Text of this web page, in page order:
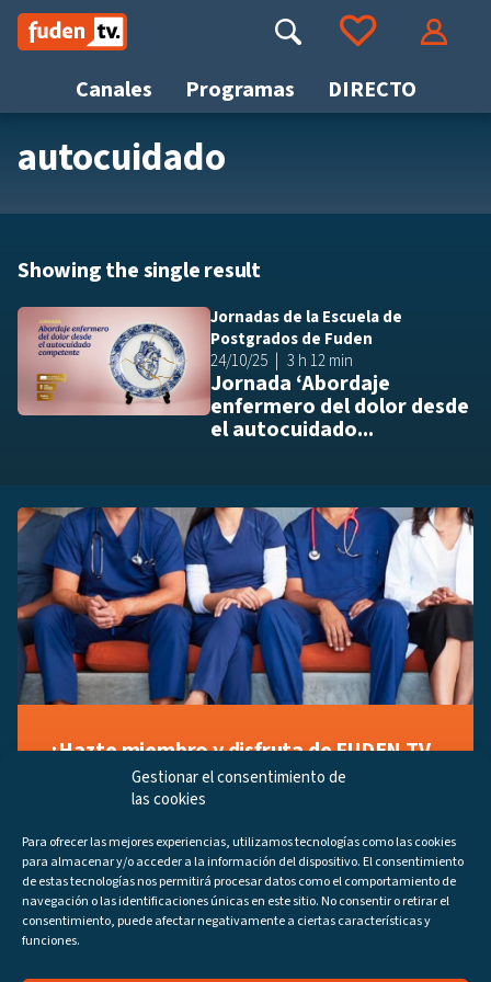
Gestionar el consentimiento de
las cookies
Para ofrecer las mejores experiencias, utilizamos tecnologías como las cookies
para almacenar y/o acceder a la información del dispositivo. El consentimiento
de estas tecnologías nos permitirá procesar datos como el comportamiento de
navegación o las identificaciones únicas en este sitio. No consentir o retirar el
consentimiento, puede afectar negativamente a ciertas características y
funciones.
Saltar
contenido
Canales Programas DIRECTO
Buscar Ir a tus favoritos
autocuidado
Showing the single result
Jornadas de la Escuela de
Postgrados de Fuden
24/10/25
3 h 12 min
Jornada ‘Abordaje
enfermero del dolor desde
el autocuidado...
¡Hazte miembro y disfruta de FUDEN TV
a tu manera!
Regístrate ahora gratuitamente y marca tus videos
los últimos programas disponibles.
Regístrate ahora